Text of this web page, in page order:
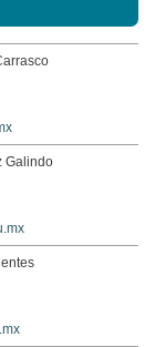
Galindo